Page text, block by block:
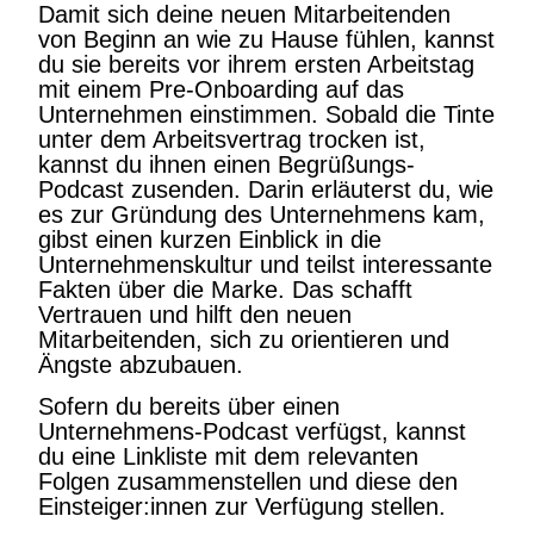
Damit sich deine neuen Mitarbeitenden
von Beginn an wie zu Hause fühlen, kannst
du sie bereits vor ihrem ersten Arbeitstag
mit einem Pre-Onboarding auf das
Unternehmen einstimmen. Sobald die Tinte
unter dem Arbeitsvertrag trocken ist,
kannst du ihnen einen Begrüßungs-
Podcast zusenden. Darin erläuterst du, wie
es zur Gründung des Unternehmens kam,
gibst einen kurzen Einblick in die
Unternehmenskultur und teilst interessante
Fakten über die Marke. Das schafft
Vertrauen und hilft den neuen
Mitarbeitenden, sich zu orientieren und
Ängste abzubauen.
Sofern du bereits über einen
Unternehmens-Podcast verfügst, kannst
du eine Linkliste mit dem relevanten
Folgen zusammenstellen und diese den
Einsteiger:innen zur Verfügung stellen.